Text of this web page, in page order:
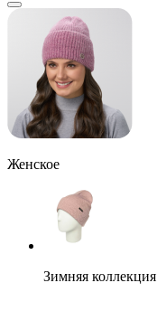
Женское
Зимняя коллекция